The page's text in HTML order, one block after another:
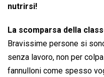
nutrirsi!
La scomparsa della
Bravissime persone si
senza lavoro, non per
fannulloni come spesso